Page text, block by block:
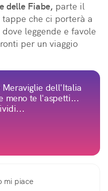
delle Fiabe, parte il
che ci porterà a
leggende e favole
per un viaggio
dell'Italia
meno te l'aspetti...
mi piace